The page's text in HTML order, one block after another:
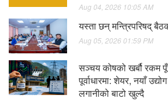
Aug 04, 2026 10:05 AM
यस्ता छन् मन्त्रिपरिषद्
Aug 05, 2026 01:59 PM
सञ्चय कोषको खर्बौ रकम
पूर्वाधारमा: शेयर, नयाँ
लगानीको बाटो खुल्दै